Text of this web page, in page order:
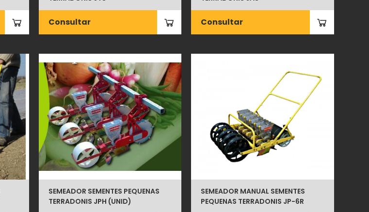
Consultar Consultar
SEMEADOR SEMENTES PEQUENAS
TERRADONIS JPH (UNID)
SEMEADOR MANUAL SEMENTES
PEQUENAS TERRADONIS JP-6R